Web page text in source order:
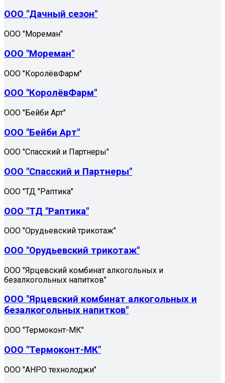
ООО "Дачный сезон"
ООО "Мореман"
ООО "Мореман"
ООО "КоролёвФарм"
ООО "КоролёвФарм"
ООО "Бейби Арт"
ООО "Бейби Арт"
ООО "Спасский и Партнеры"
ООО "Спасский и Партнеры"
ООО "ТД "Раптика"
ООО "ТД "Раптика"
ООО "Орудьевский трикотаж"
ООО "Орудьевский трикотаж"
ООО "Ярцевский комбинат алкогольных и
безалкогольных напитков"
ООО "Ярцевский комбинат алкогольных и
безалкогольных напитков"
ООО "Термоконт-МК"
ООО "Термоконт-МК"
ООО "АНРО технолоджи"